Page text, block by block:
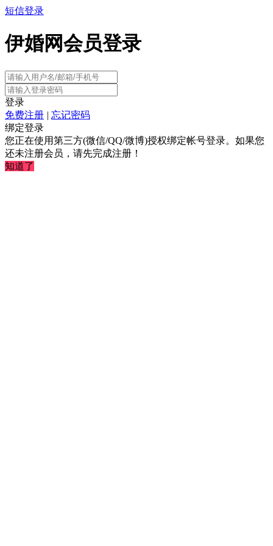
短信登录
伊婚网会员登录
登录
免费注册 | 忘记密码
绑定登录
您正在使用第三方(微信/QQ/微博)授权绑定帐号登录。如果您
还未注册会员，请先完成注册！
知道了